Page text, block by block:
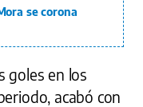
se corona
goles en los
acabó con